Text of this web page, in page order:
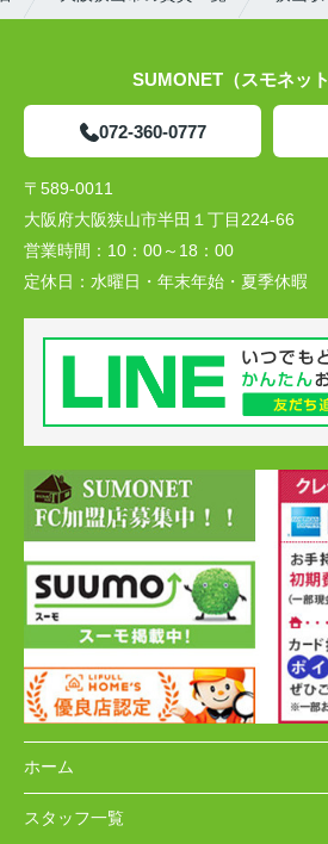
SUMONET（スモネッ
072-360-0777
〒589-0011
大阪府大阪狭山市半田１丁目224-66
営業時間： 10：00～18：00
定休日： 水曜日・年末年始・夏季休暇
ホーム
スタッフ一覧